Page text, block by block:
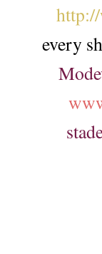
every